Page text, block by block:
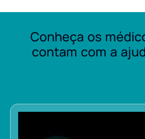
Conheça os
contam com a